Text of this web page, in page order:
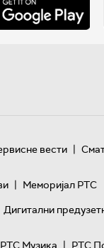
вести |
| Меморијал РТС
Дигитални
РТС Музика | РТС